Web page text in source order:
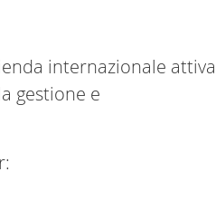
internazionale attiva
gestione e